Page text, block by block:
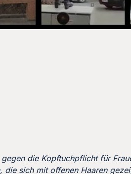
die Kopftuchpflicht für
sich mit offenen Haaren